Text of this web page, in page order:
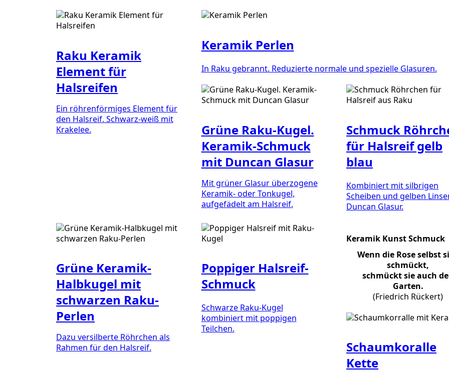
Raku Keramik
Element für
Halsreifen
Ein röhrenförmiges Element für
den Halsreif. Schwarz-weiß mit
Krakelee.
Keramik Perlen
In Raku gebrannt. Reduzierte normale und spezielle Glasuren.
Grüne Raku-Kugel.
Keramik-Schmuck
mit Duncan Glasur
Mit grüner Glasur überzogene
Keramik- oder Tonkugel,
aufgefädelt am Halsreif.
Schmuck
für Halsreif gelb
blau
Kombiniert mit silbrigen
Scheiben und gelben
Duncan Glasur.
Grüne Keramik-
Halbkugel mit
schwarzen Raku-
Perlen
Dazu versilberte Röhrchen als
Rahmen für den Halsreif.
Poppiger Halsreif-
Schmuck
Schwarze Raku-Kugel
kombiniert mit poppigen
Teilchen.
Keramik Kunst Schmuck
Wenn die Rose selbst
schmückt,
schmückt sie auch
Garten.
(Friedrich Rückert)
Schaumkoralle
Kette